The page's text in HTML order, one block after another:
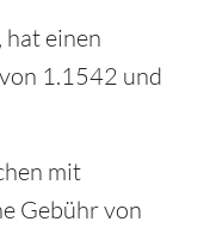
hat einen
1.1542 und
mit
Gebühr von